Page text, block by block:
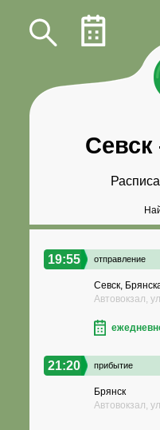
Севск
19:55 отправление
Севск,
Автовокзал,
21:20 прибытие
Брянск
Автовокзал,